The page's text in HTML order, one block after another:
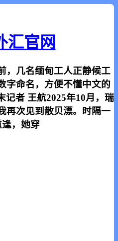
汇官网
，几名缅甸工人正静候工
字命名，方便不懂中文的
记者 王航2025年10月，瑞
再次见到散贝漂。时隔一
，她穿